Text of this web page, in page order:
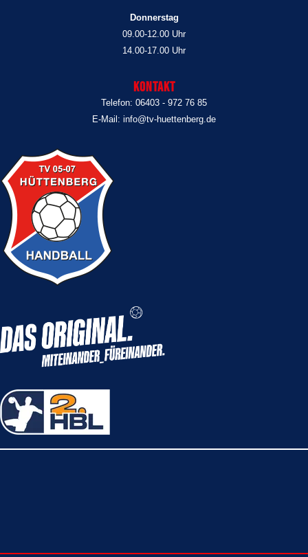
Donnerstag
09.00-12.00 Uhr
14.00-17.00 Uhr
Kontakt
Telefon: 06403 - 972 76 85
E-Mail: info@tv-huettenberg.de